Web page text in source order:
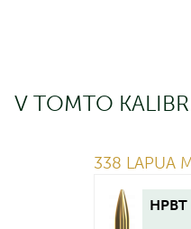
V TOMTO
338 LAPUA
HPBT